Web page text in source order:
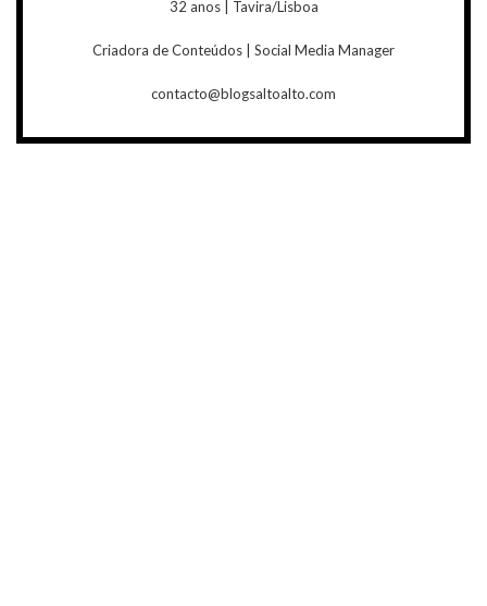
32 anos | Tavira/Lisboa
Criadora de Conteúdos | Social Media Manager
contacto@blogsaltoalto.com